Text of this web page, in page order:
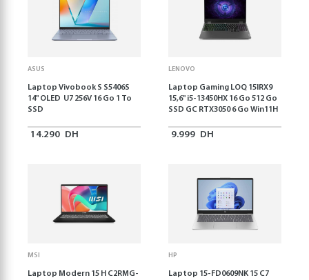
ASUS
Laptop Vivobook S S5406S
14" OLED U7 256V 16 Go 1 To
SSD
14.290 DH
LENOVO
Laptop Gaming LOQ 15IRX9
15,6'' i5-13450HX 16 Go 512 Go
SSD GC RTX3050 6 Go Win11H
9.999 DH
MSI
Laptop Modern 15 H C2RMG-
HP
Laptop 15-FD0609NK 15 C7